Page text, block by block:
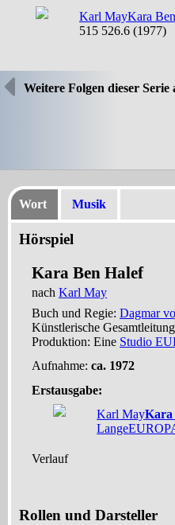
Karl MayKara
515 526.6 (1977)
Weitere Folgen dieser Serie
Wort Musik
Hörspiel
Kara Ben Halef
nach Karl May
Buch und Regie: Dagmar
Künstlerische
Produktion: Eine Studio
Aufnahme: ca. 1972
Erstausgabe:
Karl MayKara
Lange
Verlauf
Rollen und Darsteller